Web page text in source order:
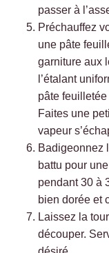
passer à
Préchauffez
une pâte
garniture aux
l’étalant
pâte
Faites une
vapeur
Badigeonnez
battu pour
pendant 30 à
bien dorée et
Laissez la
découper.